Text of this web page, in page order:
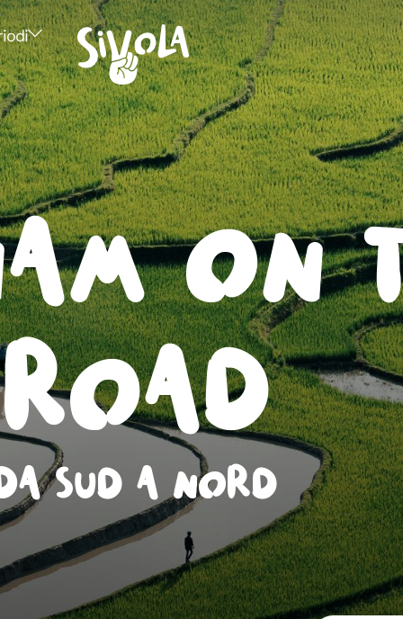
On
Sud a Nord